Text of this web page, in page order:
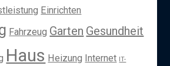
Einrichten
Fahrzeug Garten Gesundheit
Haus Heizung Internet IT-